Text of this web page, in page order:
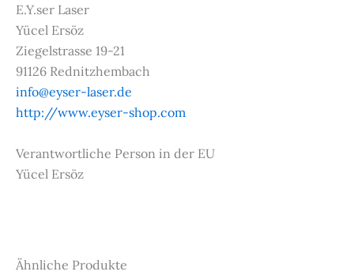
E.Y.ser Laser
Yücel Ersöz
Ziegelstrasse 19-21
91126 Rednitzhembach
info@eyser-laser.de
http://www.eyser-shop.com
Verantwortliche Person in der EU
Yücel Ersöz
Ähnliche Produkte